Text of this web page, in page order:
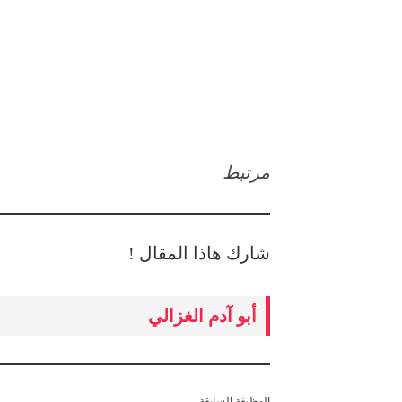
مرتبط
شارك هاذا المقال !
أبو آدم الغزالي